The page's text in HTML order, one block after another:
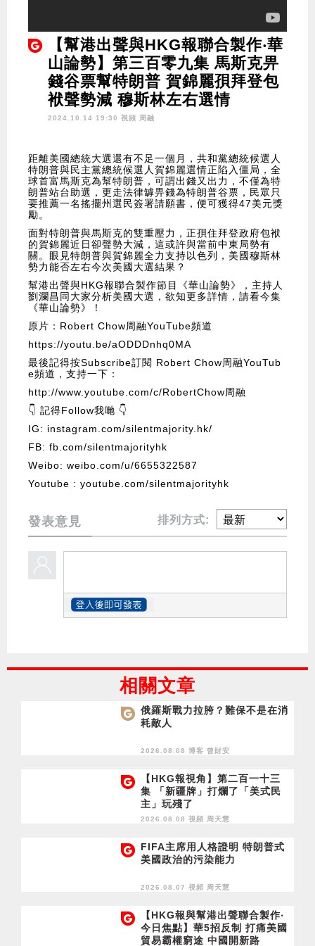
【幫港出聲與HKG報聯合製作‧華
山論勢】第三百零九集 馬斯克畀
錢谷票幫特朗普 賀錦麗孭拜登包
袱聲勢減 穆斯林左右選情
2024.10.14 19:30 視頻 周融
距離美國總統大選還有不足一個月，共和黨總統候選人
特朗普與民主黨總統候選人賀錦麗選情正陷入僵局，全
球首富馬斯克為幫特朗普，可謂出錢又出力，不僅為特
朗普站台助選，更走法律罅畀錢為特朗普谷票，民眾只
要推薦一名搖擺州選民簽署請願書，便可獲得47美元獎
勵。
面對特朗普與馬斯克的雙重壓力，正孭住拜登政府包袱
的賀錦麗近日卻聲勢大減，這或許與當前中東局勢有
關。眼見特朗普與賀錦麗全力支持以色列，美國穆斯林
勢力能否左右今次美國大選結果？
幫港出聲與HKG報聯合製作節目《華山論勢》，主持人
劉瀾昌同大家分析美國大選，欲知更多詳情，請看今集
《華山論勢》！
原片：Robert Chow周融YouTube頻道
https://youtu.be/aODDDnhq0MA
最後記得按Subscribe訂閱 Robert Chow周融YouTub
e頻道，支持一下：
http://www.youtube.com/c/RobertChow周融
👇 記得Follow我哋 👇
IG: instagram.com/silentmajority.hk/
FB: fb.com/silentmajorityhk
Weibo: weibo.com/u/6655322587
Youtube : youtube.com/silentmajorityhk
發表意見 排列方式:
相關文章
俄羅斯戰力拉胯？難保不是在消
耗敵人
2026.08.08 博客 曾財安
【HKG報視角】第二百一十三
集 「新疆牌」打爛了「美式民
主」玩殘了
2026.08.08 視頻 周天慧
FIFA主席用人格證明 特朗普式
美國政治的污染能力
2026.08.07 視頻 周天慧
【HKG報與幫港出聲聯合製作‧
今日焦點】華5招反制 打痛美國
貿易霸權窮途 中國開新路